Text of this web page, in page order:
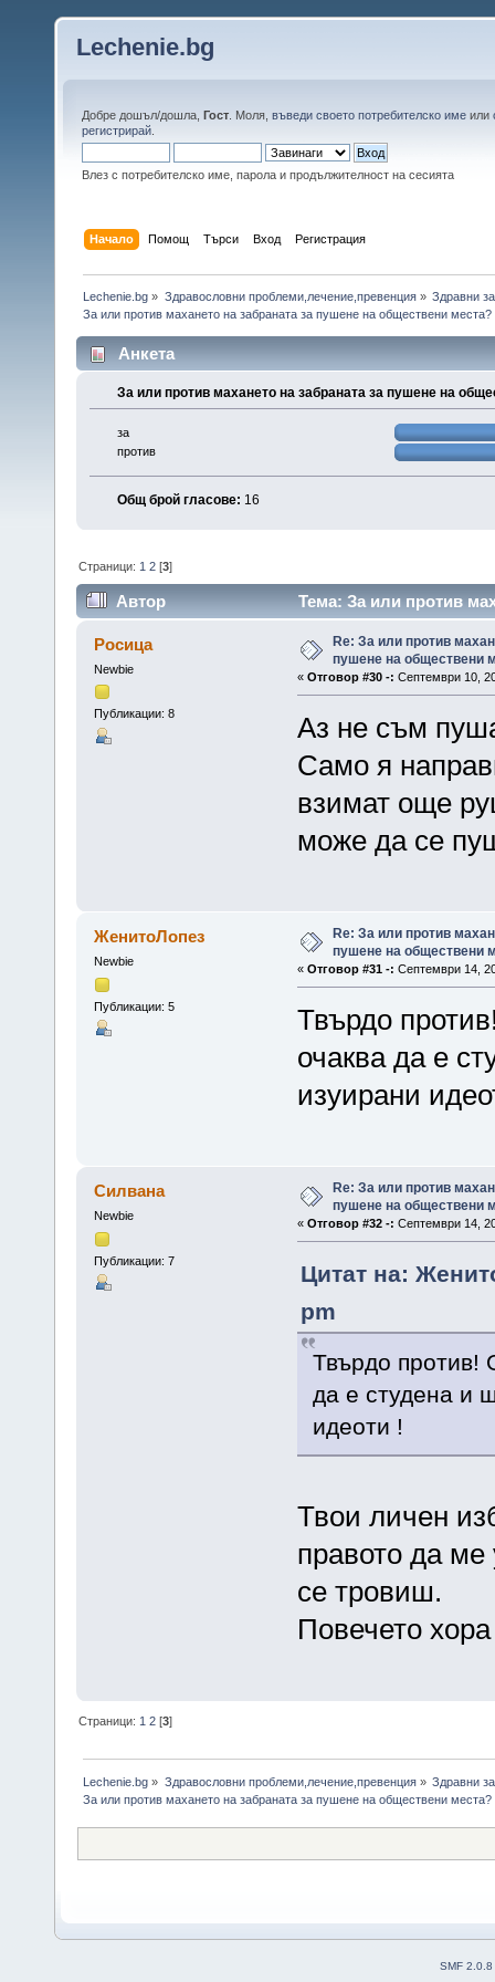
Lechenie.bg
Добре дошъл/дошла, Гост . Моля, въведи своето потребителско име или
регистрирай
Влез с потребителско име, парола и продължителност на сесията
Начало Помощ Търси Вход Регистрация
Lechenie.bg » Здравословни проблеми,лечение,превенция» Здравни
За или против махането на забраната за пушене на обществени места?
Анкета
За или против махането на забраната за пушене на
за
против
Общ брой гласове: 16
Страници: 1 2 [3]
Автор
Тема: За или против
(Прочетена 189876 пъти)
Росица
Newbie
Публикации: 8
Re: За или против
пушене на обществени
« Отговор #30 -: Септември 10,
Аз не съм
Само я
взимат още
може да се
ЖенитоЛопез
Newbie
Публикации: 5
Re: За или против
пушене на обществени
« Отговор #31 -: Септември 14,
Твърдо
очаква да е
изуирани
Силвана
Newbie
Публикации: 7
Re: За или против
пушене на обществени
« Отговор #32 -: Септември 14,
Цитат на:
pm
Твърдо против!
да е студена и
идеоти !
Твои личен
правото да
се тровиш.
Повечето
Страници: 1 2 [3]
Lechenie.bg » Здравословни проблеми,лечение,превенция» Здравни
За или против махането на забраната за пушене на обществени места?
SMF 2.0.8